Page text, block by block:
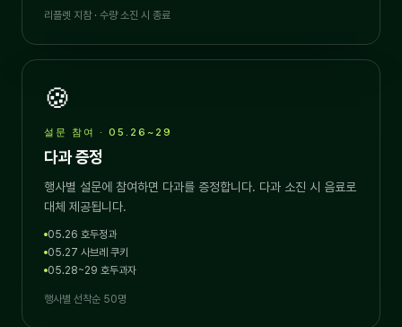
리플렛 지참 · 수량 소진 시 종료
🍪
설문 참여 · 05.26~29
다과 증정
행사별 설문에 참여하면 다과를 증정합니다. 다과 소진 시 음료로
대체 제공됩니다.
05.26 호두정과
05.27 사브레 쿠키
05.28~29 호두과자
행사별 선착순 50명